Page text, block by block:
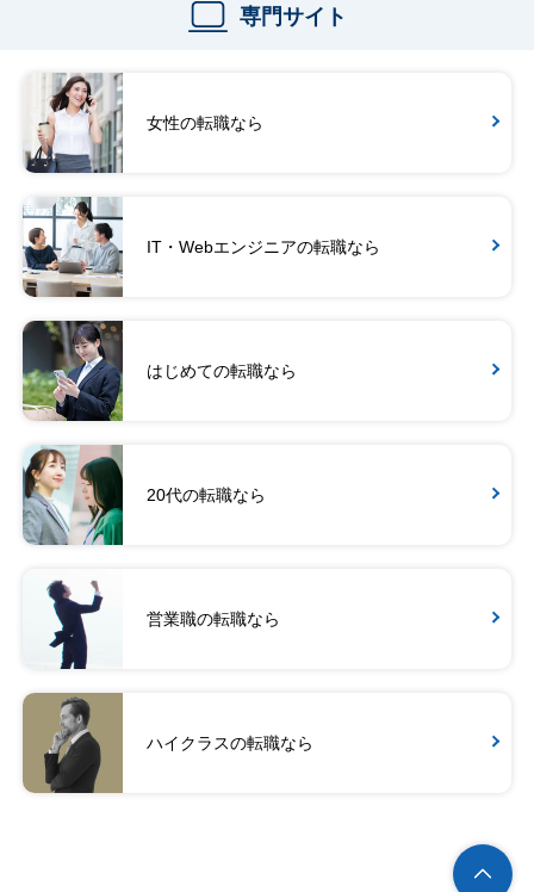
専門サイト
女性の転職なら
IT・Webエンジニアの転職なら
はじめての転職なら
20代の転職なら
営業職の転職なら
ハイクラスの転職なら